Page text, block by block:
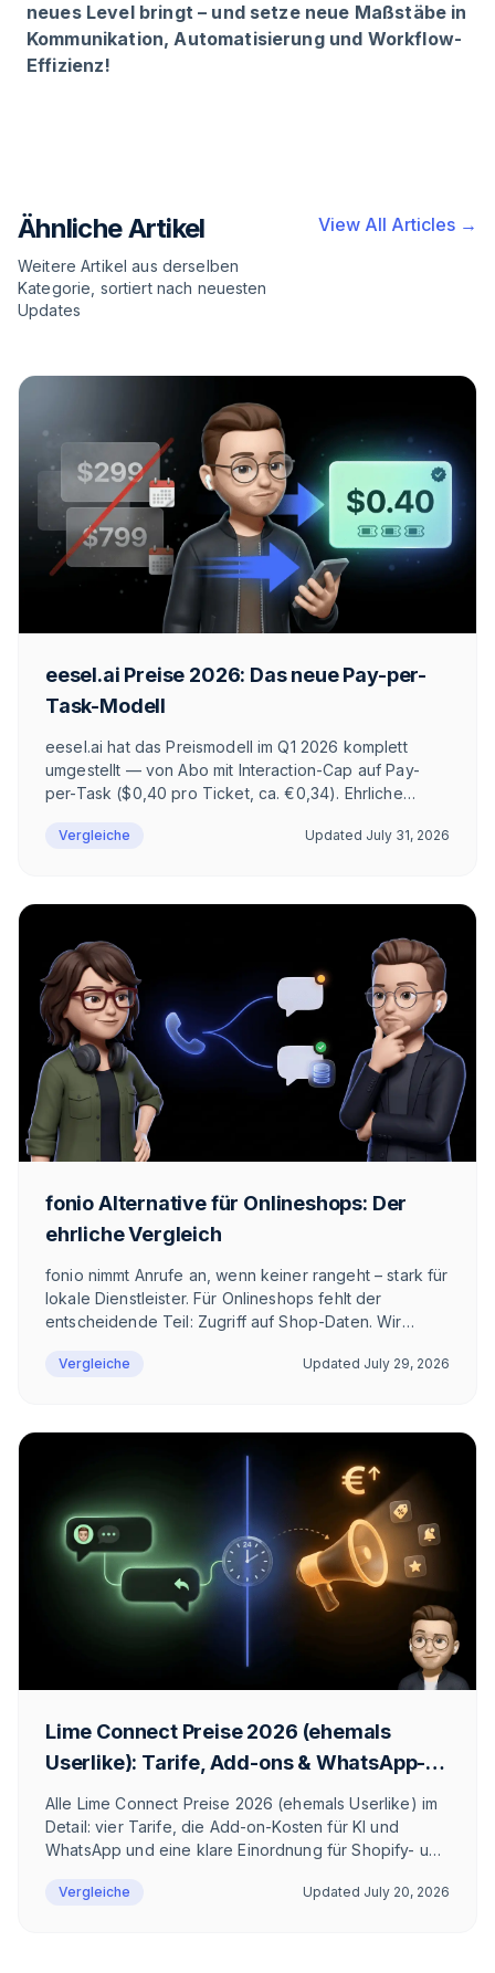
neues Level bringt – und setze neue Maßstäbe in
Kommunikation, Automatisierung und Workflow-
Effizienz!
Ähnliche Artikel
Weitere Artikel aus derselben
Kategorie, sortiert nach neuesten
Updates
View All Articles →
eesel.ai Preise 2026: Das neue Pay-per-
Task-Modell
eesel.ai hat das Preismodell im Q1 2026 komplett
umgestellt — von Abo mit Interaction-Cap auf Pay-
per-Task ($0,40 pro Ticket, ca. €0,34). Ehrliche
Rechenbeispiele, Enterprise-Plan, Vergleich mit
Page stehen.
Vergleiche Updated July 31, 2026
fonio Alternative für Onlineshops: Der
ehrliche Vergleich
fonio nimmt Anrufe an, wenn keiner rangeht – stark für
lokale Dienstleister. Für Onlineshops fehlt der
entscheidende Teil: Zugriff auf Shop-Daten. Wir
was die E-Commerce-Alternative im DACH-Raum ist.
Vergleiche Updated July 29, 2026
Lime Connect Preise 2026 (ehemals
Userlike): Tarife, Add-ons & WhatsApp-
Kosten
Alle Lime Connect Preise 2026 (ehemals Userlike) im
Detail: vier Tarife, die Add-on-Kosten für KI und
WhatsApp und eine klare Einordnung für Shopify- und
Vergleiche Updated July 20, 2026